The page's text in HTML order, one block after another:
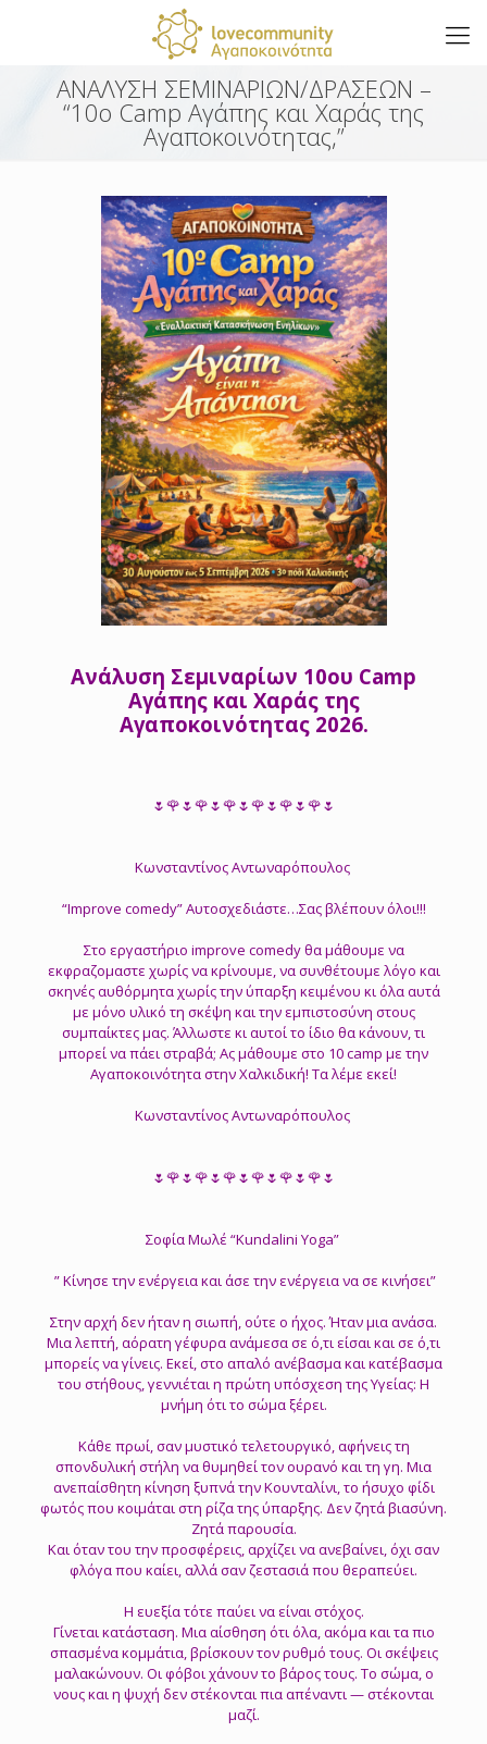
ΑΝΑΛΥΣΗ ΣΕΜΙΝΑΡΙΩΝ/ΔΡΑΣΕΩΝ –
“10o Camp Αγάπης και Χαράς της
Αγαποκοινότητας,”
Ανάλυση Σεμιναρίων 10ου Camp
Αγάπης και Χαράς της
Αγαποκοινότητας 2026.
🌷🌹🌷🌹🌷🌹🌷🌹🌷🌹🌷🌹🌷
Κωνσταντίνος Αντωναρόπουλος
“Improve comedy” Αυτοσχεδιάστε…Σας βλέπουν όλοι!!!
Στο εργαστήριο improve comedy θα μάθουμε να
εκφραζομαστε χωρίς να κρίνουμε, να συνθέτουμε λόγο και
σκηνές αυθόρμητα χωρίς την ύπαρξη κειμένου κι όλα αυτά
με μόνο υλικό τη σκέψη και την εμπιστοσύνη στους
συμπαίκτες μας. Άλλωστε κι αυτοί το ίδιο θα κάνουν, τι
μπορεί να πάει στραβά; Ας μάθουμε στο 10 camp με την
Αγαποκοινότητα στην Χαλκιδική! Τα λέμε εκεί!
Κωνσταντίνος Αντωναρόπουλος
🌷🌹🌷🌹🌷🌹🌷🌹🌷🌹🌷🌹🌷
Σοφία Μωλέ “Kundalini Yoga”
” Κίνησε την ενέργεια και άσε την ενέργεια να σε κινήσει”
Στην αρχή δεν ήταν η σιωπή, ούτε ο ήχος. Ήταν μια ανάσα.
Μια λεπτή, αόρατη γέφυρα ανάμεσα σε ό,τι είσαι και σε ό,τι
μπορείς να γίνεις. Εκεί, στο απαλό ανέβασμα και κατέβασμα
του στήθους, γεννιέται η πρώτη υπόσχεση της Υγείας: Η
μνήμη ότι το σώμα ξέρει.
Κάθε πρωί, σαν μυστικό τελετουργικό, αφήνεις τη
σπονδυλική στήλη να θυμηθεί τον ουρανό και τη γη. Μια
ανεπαίσθητη κίνηση ξυπνά την Κουνταλίνι, το ήσυχο φίδι
φωτός που κοιμάται στη ρίζα της ύπαρξης. Δεν ζητά βιασύνη.
Ζητά παρουσία.
Και όταν του την προσφέρεις, αρχίζει να ανεβαίνει, όχι σαν
φλόγα που καίει, αλλά σαν ζεστασιά που θεραπεύει.
Η ευεξία τότε παύει να είναι στόχος.
Γίνεται κατάσταση. Μια αίσθηση ότι όλα, ακόμα και τα πιο
σπασμένα κομμάτια, βρίσκουν τον ρυθμό τους. Οι σκέψεις
μαλακώνουν. Οι φόβοι χάνουν το βάρος τους. Το σώμα, ο
νους και η ψυχή δεν στέκονται πια απέναντι — στέκονται
μαζί.